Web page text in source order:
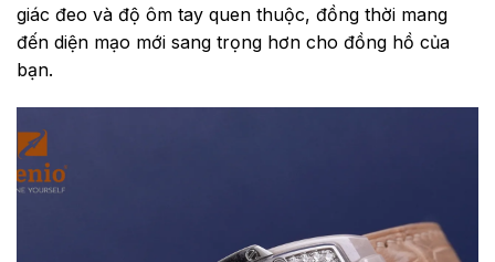
giác đeo và độ ôm tay quen thuộc, đồng thời mang
đến diện mạo mới sang trọng hơn cho đồng hồ của
bạn.